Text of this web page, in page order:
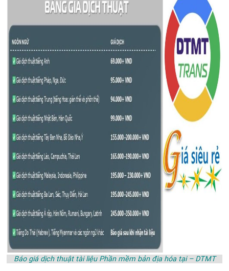
Báo giá dịch thuật tài liệu Phần mềm bản địa hóa tại – DTMT